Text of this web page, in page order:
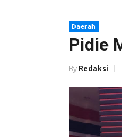
Daerah
Pidie
By Redaksi